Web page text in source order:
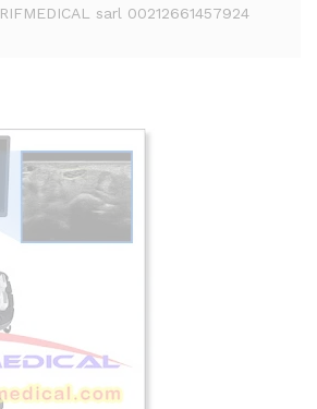
RIFMEDICAL sarl 00212661457924